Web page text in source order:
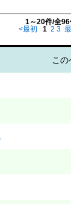
1～20件/全96
<最初
1 2 3
こ